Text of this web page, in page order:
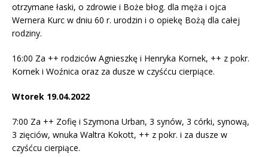
otrzymane łaski, o zdrowie i Boże błog. dla męża i ojca
Wernera Kurc w dniu 60 r. urodzin i o opiekę Bożą dla całej
rodziny.
16:00 Za ++ rodziców Agnieszkę i Henryka Kornek, ++ z pokr.
Kornek i Woźnica oraz za dusze w czyśćcu cierpiące.
Wtorek 19.04.2022
7:00 Za ++ Zofię i Szymona Urban, 3 synów, 3 córki, synową,
3 zięciów, wnuka Waltra Kokott, ++ z pokr. i za dusze w
czyśćcu cierpiące.